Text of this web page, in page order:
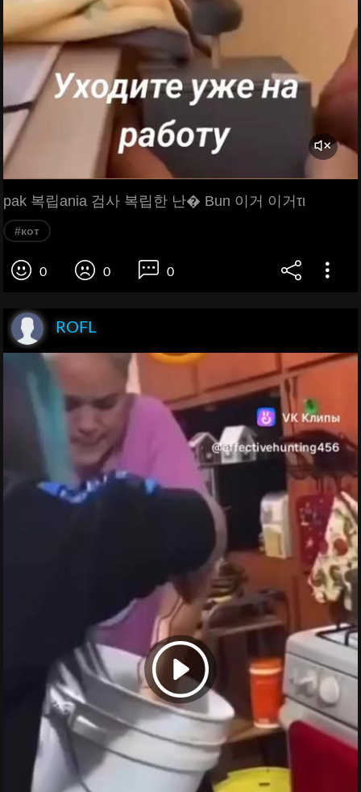
pak 복립ania 검사 복립한 난� Bun 이거 이거τι
#кот
0 0 0
ROFL